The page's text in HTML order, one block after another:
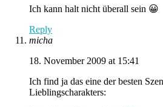
Ich kann halt nicht überall sein 😀
Reply
micha
18. November 2009 at 15:41
Ich find ja das eine der besten
Lieblingscharakters: